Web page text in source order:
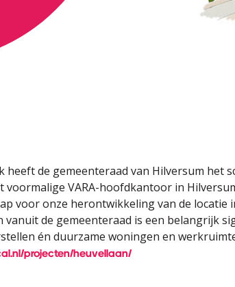
heeft de gemeenteraad van Hilversum het
VARA-hoofdkantoor in
voor onze herontwikkeling van de locatie
vanuit de gemeenteraad is een belangrijk
én duurzame woningen en
projecten/heuvellaan/